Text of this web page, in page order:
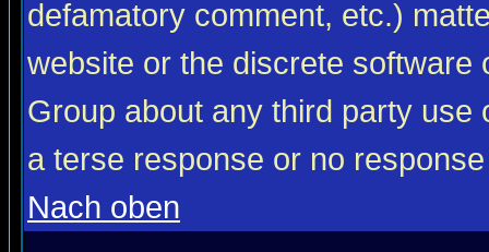
defamatory comment, etc.)
website or the discrete software
Group about any third party
a terse response or no
Nach oben